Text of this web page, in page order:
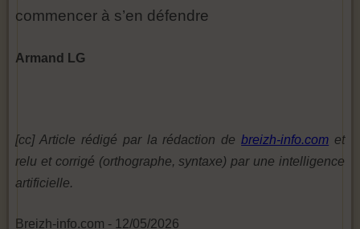
commencer à s’en défendre
Armand LG
[cc] Article rédigé par la rédaction debreizh-info.com et
relu et corrigé (orthographe, syntaxe) par une intelligence
artificielle.
Breizh-info.com - 12/05/2026